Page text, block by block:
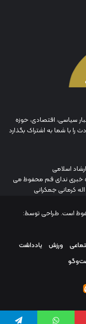
سیاسی، اقتصادی، حوزه
را با شما به اشتراک بگذارد
اسلامی
خبری ندای قم محفوظ می
کرمانی جمکرانی
است. طراحی توسط:
ورزش
یادداشت